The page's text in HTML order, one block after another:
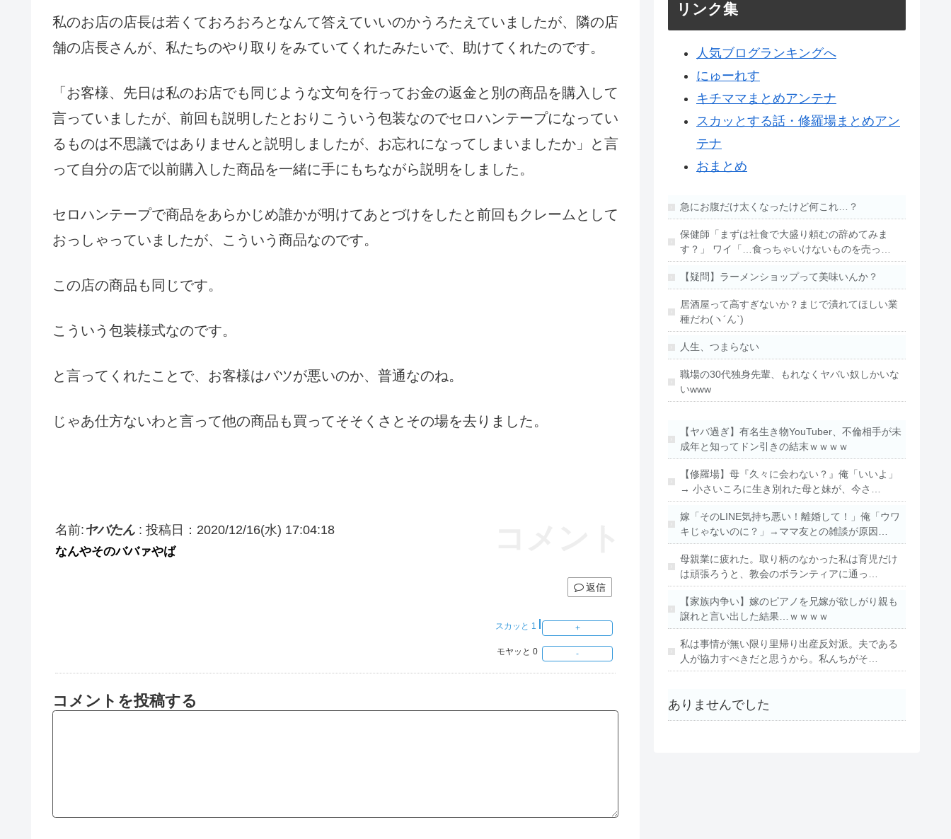
私のお店の店長は若くておろおろとなんて答えていいのかうろたえていましたが、隣の店
舗の店長さんが、私たちのやり取りをみていてくれたみたいで、助けてくれたのです。
「お客様、先日は私のお店でも同じような文句を行ってお金の返金と別の商品を購入して
言っていましたが、前回も説明したとおりこういう包装なのでセロハンテープになってい
るものは不思議ではありませんと説明しましたが、お忘れになってしまいましたか」と言
って自分の店で以前購入した商品を一緒に手にもちながら説明をしました。
セロハンテープで商品をあらかじめ誰かが明けてあとづけをしたと前回もクレームとして
おっしゃっていましたが、こういう商品なのです。
この店の商品も同じです。
こういう包装様式なのです。
と言ってくれたことで、お客様はバツが悪いのか、普通なのね。
じゃあ仕方ないわと言って他の商品も買ってそそくさとその場を去りました。
名前: ヤバたん: 投稿日：2020/12/16(水) 17:04:18
なんやそのババァやば
返信
スカッと 1
モヤッと0
コメントを投稿する
リンク集
人気ブログランキングへ
にゅーれす
キチママまとめアンテナ
スカッとする話・修羅場まとめアン
テナ
おまとめ
急にお腹だけ太くなったけど何これ…？
保健師「まずは社食で大盛り頼むの辞めてみま
す？」 ワイ「…食っちゃいけないものを売っ…
【疑問】ラーメンショップって美味いんか？
居酒屋って高すぎないか？まじで潰れてほしい業
種だわ(ヽ´ん`)
人生、つまらない
職場の30代独身先輩、もれなくヤバい奴しかいな
いwww
【ヤバ過ぎ】有名生き物YouTuber、不倫相手が未
成年と知ってドン引きの結末ｗｗｗｗ
【修羅場】母『久々に会わない？』俺「いいよ」
→ 小さいころに生き別れた母と妹が、今さ…
嫁「そのLINE気持ち悪い！離婚して！」俺「ウワ
キじゃないのに？」→ママ友との雑談が原因…
母親業に疲れた。取り柄のなかった私は育児だけ
は頑張ろうと、教会のボランティアに通っ…
【家族内争い】嫁のピアノを兄嫁が欲しがり親も
譲れと言い出した結果…ｗｗｗｗ
私は事情が無い限り里帰り出産反対派。夫である
人が協力すべきだと思うから。私んちがそ…
ありませんでした